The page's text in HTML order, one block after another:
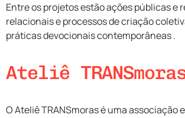
Entre os projetos estão ações públicas e
relacionais e processos de criação
práticas devocionais contemporâneas .
Ateliê
O Ateliê TRANSmoras é uma